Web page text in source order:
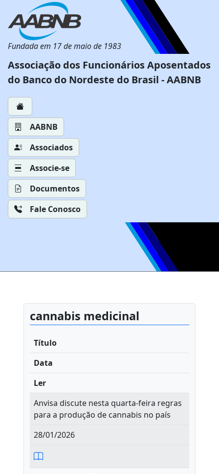
Fundada em 17 de maio de 1983
Associação dos Funcionários Aposentados
do Banco do Nordeste do Brasil - AABNB
AABNB
Associados
Associe-se
Documentos
Fale Conosco
cannabis medicinal
Título
Data
Ler
Anvisa discute nesta quarta-feira regras
para a produção de cannabis no país
28/01/2026